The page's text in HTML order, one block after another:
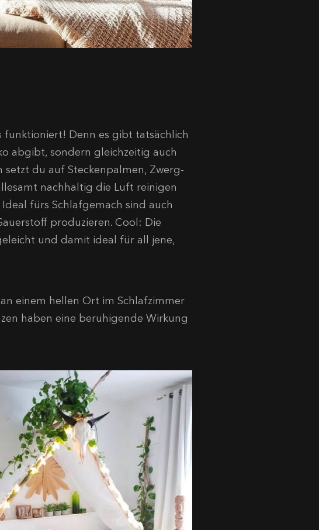
funktioniert! Denn es gibt tatsächlich
abgibt, sondern gleichzeitig auch
du auf Steckenpalmen, Zwerg-
nachhaltig die Luft reinigen
fürs Schlafgemach sind auch
produzieren. Cool: Die
und damit ideal für all jene,
einem hellen Ort im Schlafzimmer
haben eine beruhigende Wirkung